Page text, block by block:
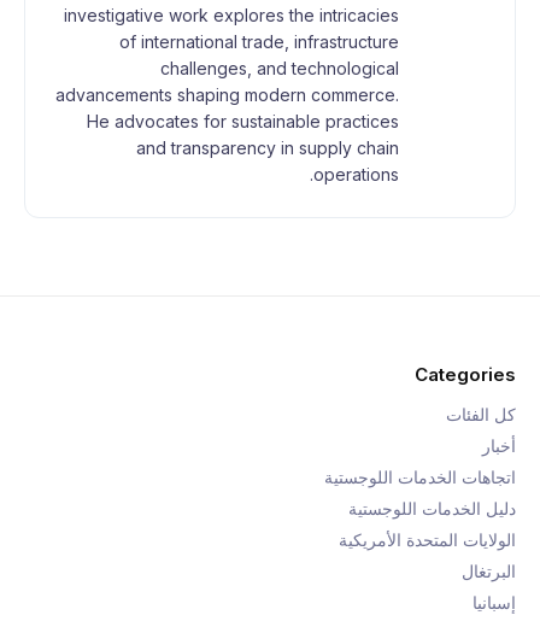
investigative work explores the intricacies
of international trade, infrastructure
challenges, and technological
advancements shaping modern commerce.
He advocates for sustainable practices
and transparency in supply chain
operations.
Categories
كل الفئات
أخبار
اتجاهات الخدمات اللوجستية
دليل الخدمات اللوجستية
الولايات المتحدة الأمريكية
البرتغال
إسبانيا